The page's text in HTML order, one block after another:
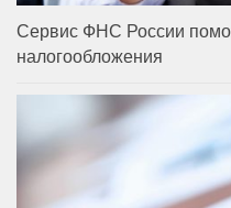
Сервис ФНС России
налогообложения